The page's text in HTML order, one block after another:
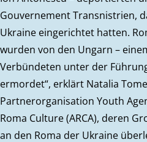
Gouvernement Transnistrien,
Ukraine eingerichtet hatten.
wurden von den Ungarn –
Verbündeten unter der
ermordet“, erklärt Natalia
Partnerorganisation Youth
Roma Culture (ARCA), deren
an den Roma der Ukraine